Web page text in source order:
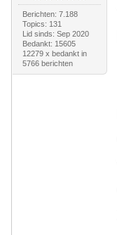
Berichten: 7.188
Topics: 131
Lid sinds: Sep 2020
Bedankt: 15605
12279 x bedankt in
5766 berichten